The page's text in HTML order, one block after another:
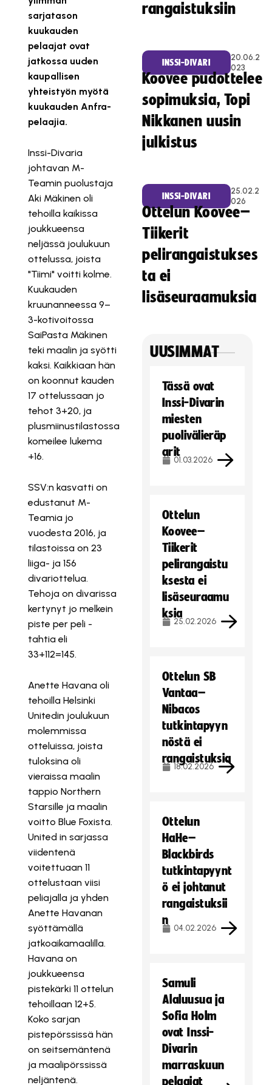
sarjatason
kuukauden
pelaajat ovat
jatkossa uuden
kaupallisen
yhteistyön myötä
kuukauden Anfra-
pelaajia.
Inssi-Divaria
johtavan M-
Teamin puolustaja
Aki Mäkinen oli
tehoilla kaikissa
joukkueensa
neljässä joulukuun
ottelussa, joista
"Tiimi" voitti kolme.
Kuukauden
kruunanneessa 9–
3-kotivoitossa
SaiPasta Mäkinen
teki maalin ja syötti
kaksi. Kaikkiaan hän
on koonnut kauden
17 ottelussaan jo
tehot 3+20, ja
plusmiinustilastossa
komeilee lukema
+16.
SSV:n kasvatti on
edustanut M-
Teamia jo
vuodesta 2016, ja
tilastoissa on 23
liiga- ja 156
divariottelua.
Tehoja on divarissa
kertynyt jo melkein
piste per peli -
tahtia eli
33+112=145.
Anette Havana oli
tehoilla Helsinki
Unitedin joulukuun
molemmissa
otteluissa, joista
tuloksina oli
vieraissa maalin
tappio Northern
Starsille ja maalin
voitto Blue Foxista.
United in sarjassa
viidentenä
voitettuaan 11
ottelustaan viisi
peliajalla ja yhden
Anette Havanan
syöttämällä
jatkoaikamaalilla.
Havana on
joukkueensa
pistekärki 11 ottelun
tehoillaan 12+5.
Koko sarjan
pistepörssissä hän
on seitsemäntenä
ja maalipörssissä
neljäntenä.
rangaistuksiin
INSSI-DIVARI
20.06.2
023
Koovee pudottelee
sopimuksia, Topi
Nikkanen uusin
julkistus
INSSI-DIVARI
25.02.2
026
Ottelun Koovee–
Tiikerit
pelirangaistukses
ta ei
lisäseuraamuksia
UUSIMMAT
Tässä ovat
Inssi-Divarin
miesten
puolivälieräp
arit
01.03.2026
Ottelun
Koovee–
Tiikerit
pelirangaistu
ksesta ei
lisäseuraamu
ksia
25.02.2026
Ottelun SB
Vantaa–
Nibacos
tutkintapyyn
nöstä ei
rangaistuksia
18.02.2026
Ottelun
HaHe–
Blackbirds
tutkintapyynt
ö ei johtanut
rangaistuksii
n
04.02.2026
Samuli
Alaluusua ja
Sofia Holm
ovat Inssi-
Divarin
marraskuun
pelaajat